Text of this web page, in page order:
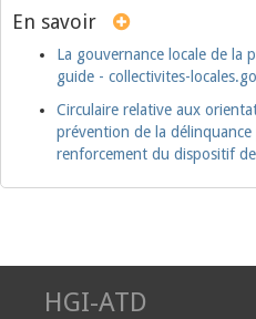
En savoir
La gouvernance locale de la
guide - collectivites-
Circulaire relative aux
prévention de la
renforcement du dispositif
HGI-ATD